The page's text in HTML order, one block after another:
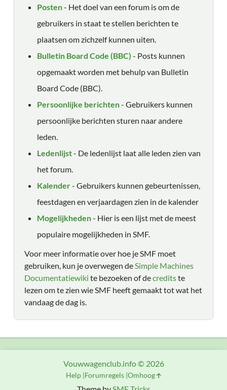
Posten- Het doel van een forum is om de
gebruikers in staat te stellen berichten te
plaatsen om zichzelf kunnen uiten.
Bulletin Board Code (BBC) - Posts kunnen
opgemaakt worden met behulp van Bulletin
Board Code (BBC).
Persoonlijke berichten- Gebruikers kunnen
persoonlijke berichten sturen naar andere
leden.
Ledenlijst- De ledenlijst laat alle leden zien van
het forum.
Kalender- Gebruikers kunnen gebeurtenissen,
feestdagen en verjaardagen zien in de kalender
Mogelijkheden- Hier is een lijst met de meest
populaire mogelijkheden in SMF.
Voor meer informatie over hoe je SMF moet
gebruiken, kun je overwegen deSimple Machines
Documentatiewiki te bezoeken of decreditste
lezen om te zien wie SMF heeft gemaakt tot wat het
vandaag de dag is.
Vouwwagenclub.info © 2026
Help Forumregels Omhoog